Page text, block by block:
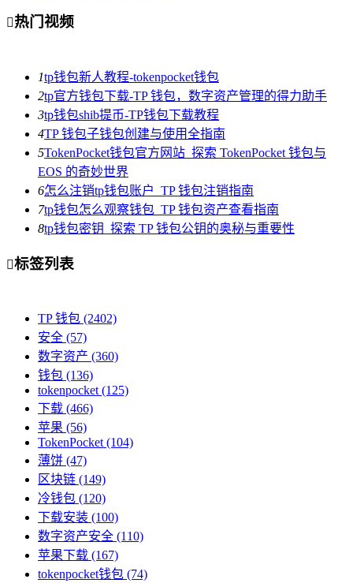
热门视频
1tp钱包新人教程-tokenpocket钱包
2tp官方钱包下载-TP 钱包，数字资产管理的得力助手
3tp钱包shib提币-TP钱包下载教程
4TP 钱包子钱包创建与使用全指南
5TokenPocket钱包官方网站_探索 TokenPocket 钱包与
EOS 的奇妙世界
6怎么注销tp钱包账户_TP 钱包注销指南
7tp钱包怎么观察钱包_TP 钱包资产查看指南
8tp钱包密钥_探索 TP 钱包公钥的奥秘与重要性
标签列表
TP 钱包 (2402)
安全 (57)
数字资产 (360)
钱包 (136)
tokenpocket (125)
下载 (466)
苹果 (56)
TokenPocket (104)
薄饼 (47)
区块链 (149)
冷钱包 (120)
下载安装 (100)
数字资产安全 (110)
苹果下载 (167)
tokenpocket钱包 (74)